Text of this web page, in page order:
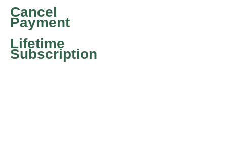
Cancel
Payment
Lifetime
Subscription